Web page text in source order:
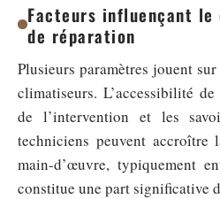
Facteurs influençant le
de réparation
Plusieurs paramètres jouent
climatiseurs. L’accessibilité
de l’intervention et les
techniciens peuvent
main-d’œuvre, typiquement
constitue une part significative